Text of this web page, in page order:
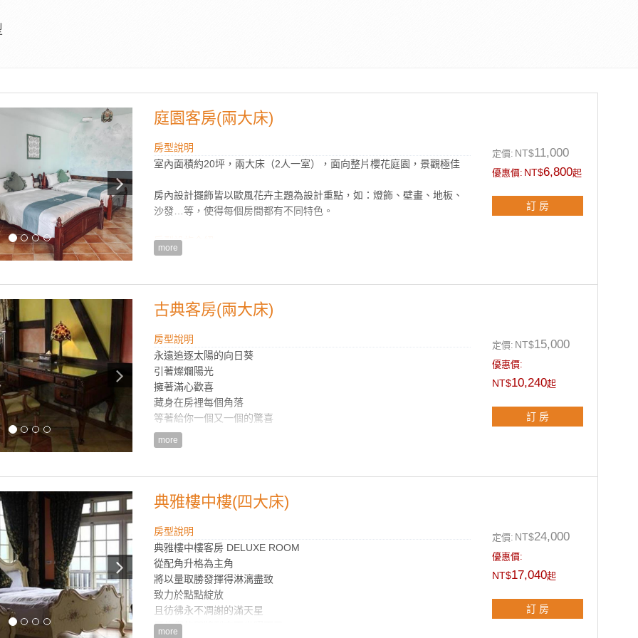
庭園客房(兩大床)
房型說明
室內面積約20坪，兩大床（2人一室），面向整片櫻花庭園，景觀極佳
房內設計擺飾皆以歐風花卉主題為設計重點，如：燈飾、壁畫、地板、
沙發…等，使得每個房間都有不同特色。
房型設施介紹
＊採用台灣在地品牌茶籽堂洗髮沐浴套組
＊床型 180cm X 200cm
＊液晶電視(附數位電視頻道)
＊原裝進口音響
＊DVD影音光碟機(建議攜帶自己的DVD播放或是免費借閱管家精選好
片)
＊浴室為乾溼分離衛浴
more
定價: NT$11,000
優惠價: NT$6,800起
訂 房
古典客房(兩大床)
房型說明
永遠追逐太陽的向日葵
引著燦爛陽光
擁著滿心歡喜
藏身在房裡每個角落
等著給你一個又一個的驚喜
室內面積約22-25坪，兩大床（2人一室），戶外獨立陽台，景觀極佳
房內設計擺飾皆以歐風花卉主題為設計重點，如：燈飾、壁畫、地板、
沙發…等，使得每個房間都有不同特色。
房型設施介紹
＊採用歐洲精品品牌Diptyque沐浴組
＊依房型附贈礦泉水
＊床型 200cm X 200cm 或 180cm X 200cm
＊傳統歐洲柴燒壁爐
＊投影機及100吋投影布幕（無任何電視頻道，建議攜帶自己的DVD播
more
定價: NT$15,000
優惠價:
NT$10,240起
訂 房
典雅樓中樓(四大床)
房型說明
典雅樓中樓客房 DELUXE ROOM
從配角升格為主角
將以量取勝發揮得淋漓盡致
致力於點點綻放
且彷彿永不凋謝的滿天星
正為您的即將到來而雀躍不已
more
定價: NT$24,000
優惠價:
NT$17,040起
訂 房